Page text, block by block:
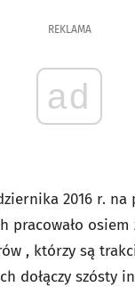
REKLAMA
ad
2016 r.
pracowało
, którzy są
dołączy szósty